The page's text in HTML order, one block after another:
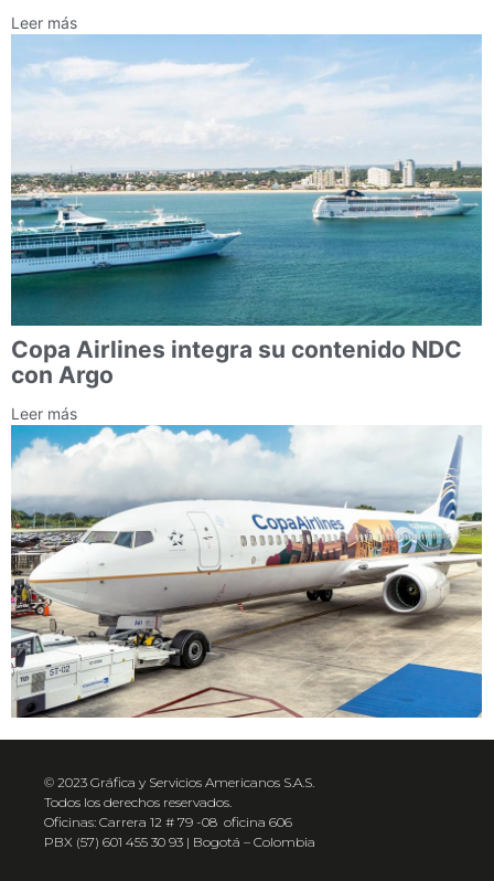
Leer más
Copa Airlines integra su contenido NDC
con Argo
Leer más
© 2023 Gráfica y Servicios Americanos S.A.S.
Todos los derechos reservados.
Oficinas: Carrera 12 # 79 -08 oficina 606
PBX (57) 601 455 30 93 | Bogotá – Colombia